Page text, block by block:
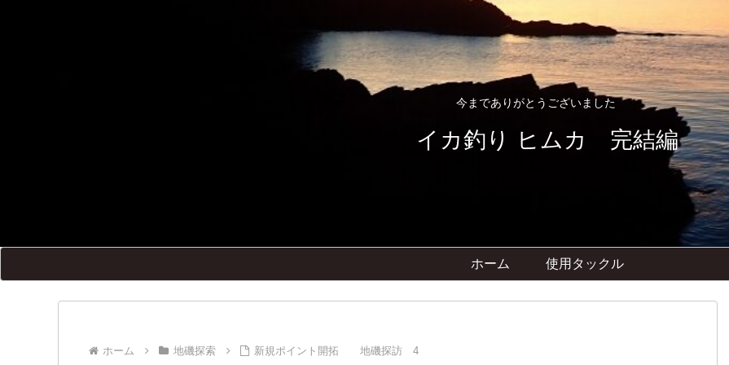
今までありがとうございました
イカ釣り ヒムカ 完結編
ホーム 使用タックル
ホーム 地磯探索 新規ポイント開拓 地磯探訪 4